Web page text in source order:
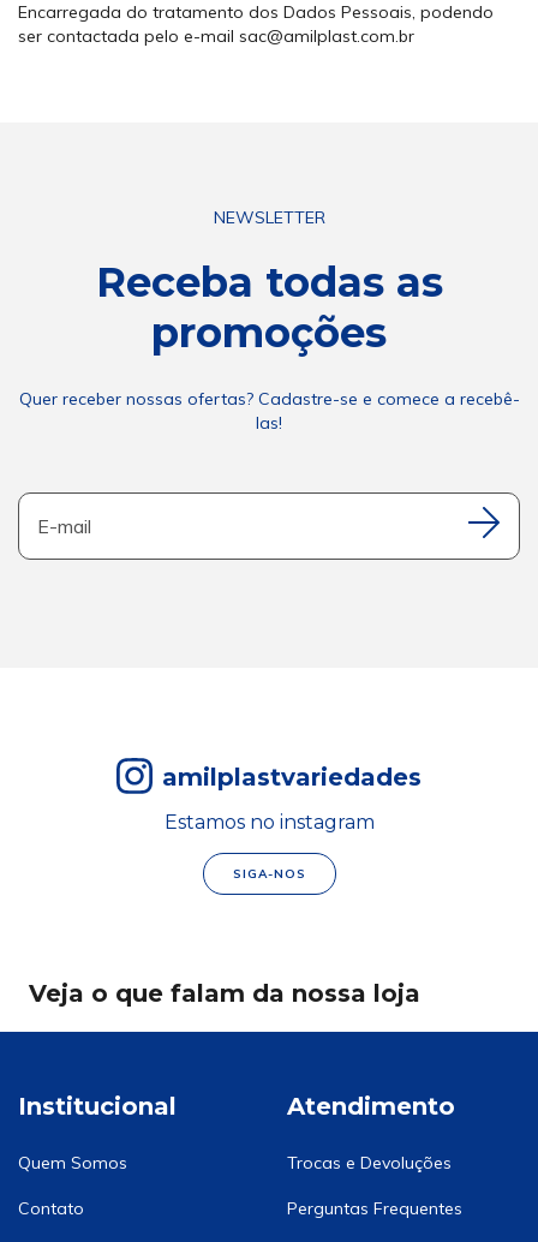
Encarregada do tratamento dos Dados Pessoais, podendo
ser contactada pelo e-mail sac@amilplast.com.br
NEWSLETTER
Receba todas as
promoções
Quer receber nossas ofertas? Cadastre-se e comece a recebê-
las!
amilplastvariedades
Estamos no instagram
SIGA-NOS
Veja o que falam da nossa loja
Institucional
Quem Somos
Contato
Atendimento
Trocas e Devoluções
Perguntas Frequentes